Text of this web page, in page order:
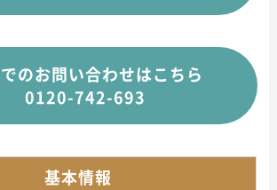
のお問い合わせはこちら
0120-742-693
基本情報